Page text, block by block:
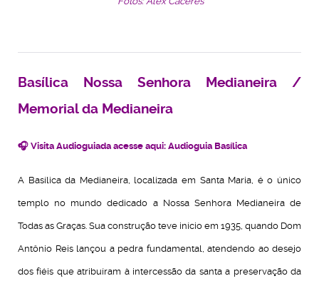
Basílica Nossa Senhora Medianeira /
Memorial da Medianeira
🎧 Visita Audioguiada acesse aqui: Audioguia Basílica
A Basílica da Medianeira, localizada em Santa Maria, é o único
templo no mundo dedicado a Nossa Senhora Medianeira de
Todas as Graças. Sua construção teve início em 1935, quando Dom
Antônio Reis lançou a pedra fundamental, atendendo ao desejo
dos fiéis que atribuíram à intercessão da santa a preservação da